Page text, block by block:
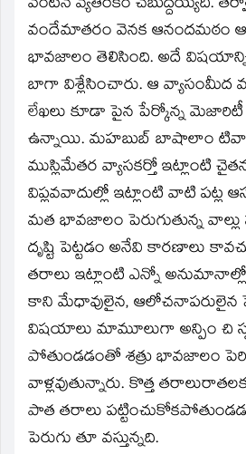
వందేమాతరం వెనక ఆనందమఠం ఆ
భావజాలం తెలిసింది. అదే
బాగా విశ్లేసించారు. ఆ వ్యాసంమీద
లేఖలు కూడా పైన పేర్కోన్న
ఉన్నాయి. మహబుబ్‌ బాషాలాం
ముస్లిమేతర వ్యాసకర్తో ఇట్లాంటి
విప్లవవాదుల్లో ఇట్లాంటి వాటి పట్ల
మత భావజాలం పెరుగుతున్న వాల్లు
దృష్టి పెట్టడం అనేవి కారణాలు
తరాలు ఇట్లాంటి ఎన్నో
కాని మేధావులైన, ఆలోచనాపరులైన
విషయాలు మామూలుగా అన్పిం చి
పోతుండడంతో శత్రు భావజాలం
వాళ్లవుతున్నారు. కొత్త
పాత తరాలు
పెరుగు తూ వస్తున్నది.